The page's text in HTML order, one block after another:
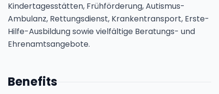
Kindertagesstätten, Frühförderung, Autismus-
Ambulanz, Rettungsdienst, Krankentransport, Erste-
Hilfe-Ausbildung sowie vielfältige Beratungs- und
Ehrenamtsangebote.
Benefits